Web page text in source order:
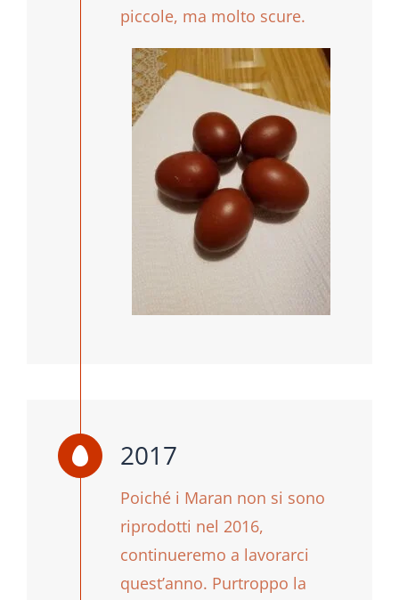
piccole, ma molto scure.
2017
Poiché i Maran non si sono
riprodotti nel 2016,
continueremo a lavorarci
quest’anno. Purtroppo la